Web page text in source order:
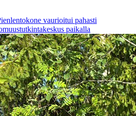
vaurioitui pahasti
paikalla